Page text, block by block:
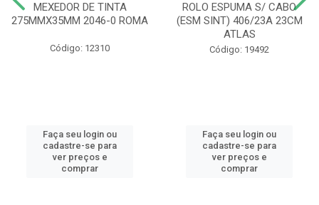
MEXEDOR DE TINTA
275MMX35MM 2046-0 ROMA
Código: 12310
Faça seu login ou
cadastre-se para
ver preços e
comprar
ROLO ESPUMA S/ CABO
(ESM SINT) 406/23A 23CM
ATLAS
Código: 19492
Faça seu login ou
cadastre-se para
ver preços e
comprar